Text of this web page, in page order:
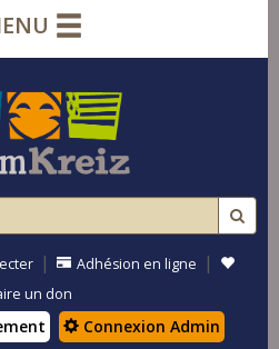
| Adhésion en ligne |
un don
Connexion Admin